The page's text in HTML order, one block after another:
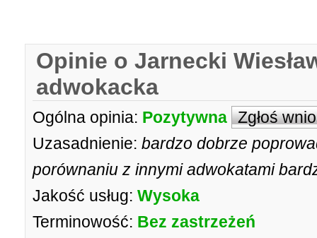
Opinie o Jarnecki
adwokacka
Ogólna opinia: Pozytywna Zgłoś
Uzasadnienie: bardzo dobrze
porównaniu z innymi adwokatami
Jakość usług: Wysoka
Terminowość: Bez zastrzeżeń